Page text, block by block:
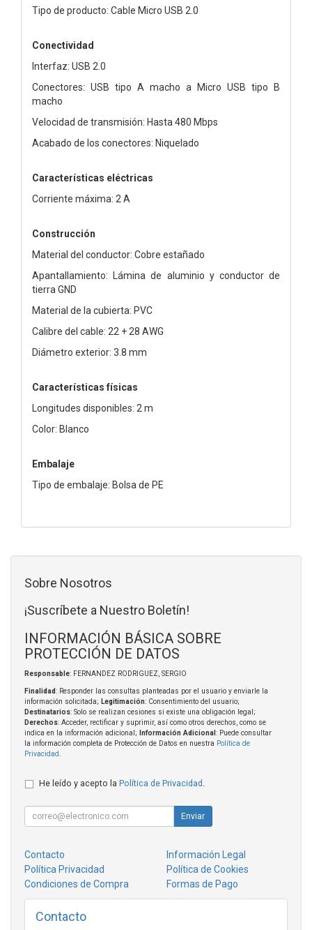
Tipo de producto: Cable Micro USB 2.0
Conectividad
Interfaz: USB 2.0
Conectores: USB tipo A macho a Micro USB tipo B
macho
Velocidad de transmisión: Hasta 480 Mbps
Acabado de los conectores: Niquelado
Características eléctricas
Corriente máxima: 2 A
Construcción
Material del conductor: Cobre estañado
Apantallamiento: Lámina de aluminio y conductor de
tierra GND
Material de la cubierta: PVC
Calibre del cable: 22 + 28 AWG
Diámetro exterior: 3.8 mm
Características físicas
Longitudes disponibles: 2 m
Color: Blanco
Embalaje
Tipo de embalaje: Bolsa de PE
Sobre Nosotros
¡Suscríbete a Nuestro Boletín!
INFORMACIÓN BÁSICA SOBRE
PROTECCIÓN DE DATOS
Responsable: FERNANDEZ RODRIGUEZ, SERGIO
Finalidad: Responder las consultas planteadas por el usuario y enviarle la
información solicitada; Legitimación: Consentimiento del usuario;
Destinatarios: Solo se realizan cesiones si existe una obligación legal;
Derechos: Acceder, rectificar y suprimir, así como otros derechos, como se
indica en la información adicional;
Información Adicional : Puede consultar
la información completa de Protección de Datos en nuestra Política de
Privacidad
He leído y acepto la Política de Privacidad
Enviar
Contacto
Información Legal
Política Privacidad
Política de Cookies
Condiciones de Compra
Formas de Pago
Contacto